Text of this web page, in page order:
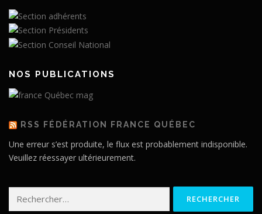
NOS PUBLICATIONS
RSS FÉDÉRATION FRANCE QUÉBEC
Une erreur s’est produite, le flux est probablement indisponible.
Veuillez réessayer ultérieurement.
Rechercher :